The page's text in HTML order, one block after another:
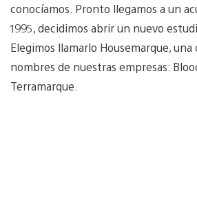
conocíamos. Pronto llegamos a un
1995, decidimos abrir un nuevo
Elegimos llamarlo Housemarque,
nombres de nuestras empresas:
Terramarque.